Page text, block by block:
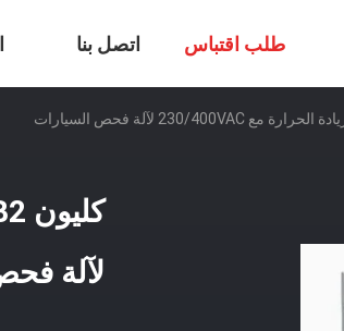
اتصل بنا طلب اقتباس
لآلة